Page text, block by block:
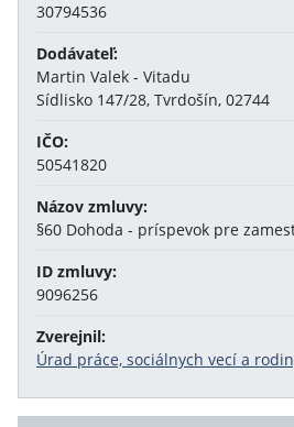
30794536
Dodávateľ:
Martin Valek - Vitadu
Sídlisko 147/28, Tvrdošín, 02744
IČO:
50541820
Názov zmluvy:
§60 Dohoda - príspevok pre
ID zmluvy:
9096256
Zverejnil:
Úrad práce, sociálnych vecí a